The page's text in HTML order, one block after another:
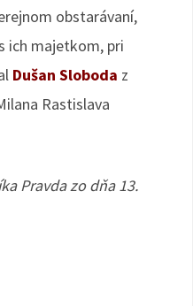
obstarávaní,
ich majetkom, pri
Dušan Sloboda z
Rastislava
Pravda zo dňa 13.